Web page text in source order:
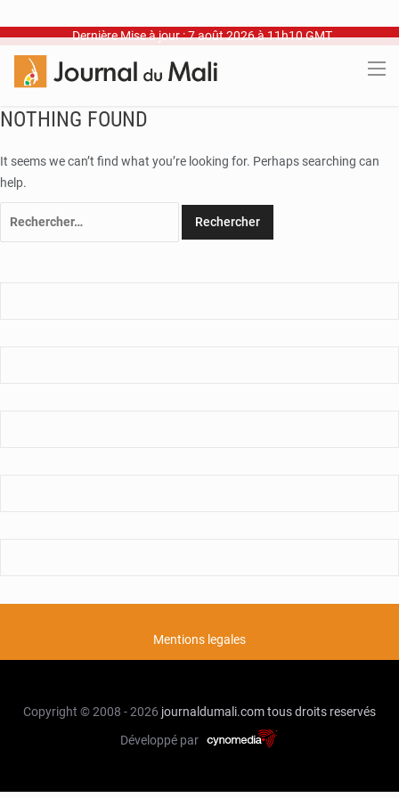
Dernière Mise à jour : 7 août 2026 à 11h10 GMT
NOTHING FOUND
It seems we can’t find what you’re looking for. Perhaps searching can
help.
Mentions legales
Copyright © 2008 - 2026 journaldumali.comtous droits reservés
Développé par